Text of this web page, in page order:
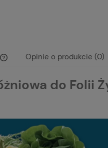
Cena nie zawiera ewentualnych
Opinie o produkcie (0)
do Folii